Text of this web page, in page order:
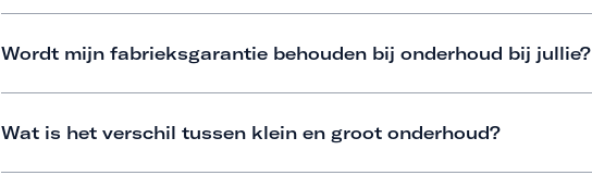
Wordt mijn fabrieksgarantie behouden bij onderhoud bij jullie?
Wat is het verschil tussen klein en groot onderhoud?